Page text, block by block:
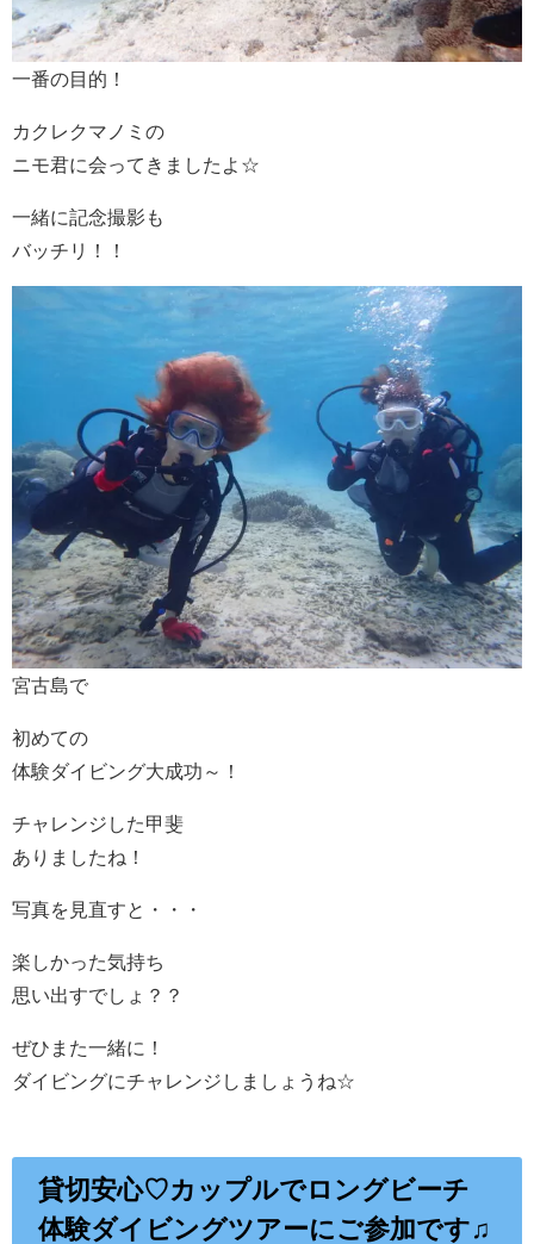
一番の目的！
カクレクマノミの
ニモ君に会ってきましたよ☆
一緒に記念撮影も
バッチリ！！
宮古島で
初めての
体験ダイビング大成功～！
チャレンジした甲斐
ありましたね！
写真を見直すと・・・
楽しかった気持ち
思い出すでしょ？？
ぜひまた一緒に！
ダイビングにチャレンジしましょうね☆
貸切安心♡カップルでロングビーチ
体験ダイビングツアーにご参加です♫